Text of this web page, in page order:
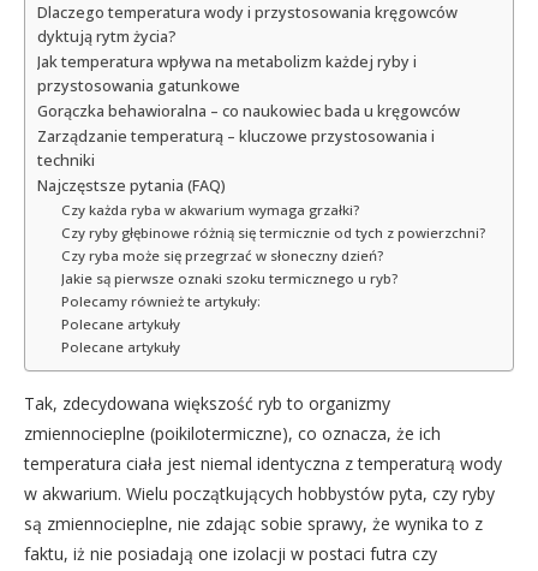
Dlaczego temperatura wody i przystosowania kręgowców
dyktują rytm życia?
Jak temperatura wpływa na metabolizm każdej ryby i
przystosowania gatunkowe
Gorączka behawioralna – co naukowiec bada u kręgowców
Zarządzanie temperaturą – kluczowe przystosowania i
techniki
Najczęstsze pytania (FAQ)
Czy każda ryba w akwarium wymaga grzałki?
Czy ryby głębinowe różnią się termicznie od tych z powierzchni?
Czy ryba może się przegrzać w słoneczny dzień?
Jakie są pierwsze oznaki szoku termicznego u ryb?
Polecamy również te artykuły:
Polecane artykuły
Polecane artykuły
Tak, zdecydowana większość ryb to organizmy
zmiennocieplne (poikilotermiczne), co oznacza, że ich
temperatura ciała jest niemal identyczna z temperaturą wody
w akwarium. Wielu początkujących hobbystów pyta, czy ryby
są zmiennocieplne, nie zdając sobie sprawy, że wynika to z
faktu, iż nie posiadają one izolacji w postaci futra czy